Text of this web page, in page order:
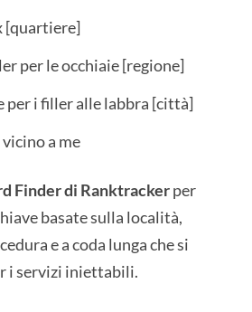
[quartiere]
per le occhiaie [regione]
per i filler alle labbra [città]
a me
Finder di Ranktrackerper
basate sulla località,
e a coda lunga che si
i servizi iniettabili.